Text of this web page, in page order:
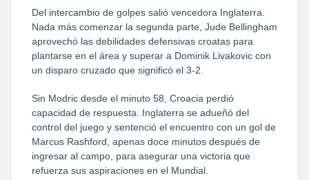
Del intercambio de golpes salió vencedora Inglaterra.
Nada más comenzar la segunda parte, Jude Bellingham
aprovechó las debilidades defensivas croatas para
plantarse en el área y superar a Dominik Livakovic con
un disparo cruzado que significó el 3-2.
Sin Modric desde el minuto 58, Croacia perdió
capacidad de respuesta. Inglaterra se adueñó del
control del juego y sentenció el encuentro con un gol de
Marcus Rashford, apenas doce minutos después de
ingresar al campo, para asegurar una victoria que
refuerza sus aspiraciones en el Mundial.